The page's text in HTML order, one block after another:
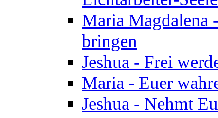
Maria Magdalena
bringen
Jeshua - Frei
Maria - Euer
Jeshua - Nehmt